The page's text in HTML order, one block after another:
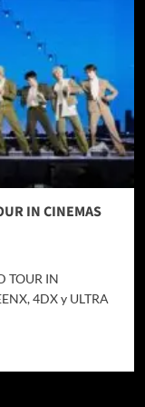
IN CINEMAS
TOUR IN
4DX y ULTRA